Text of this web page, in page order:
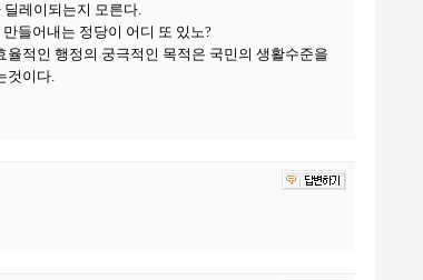
레이되는지 모른다.
들어내는 정당이 어디 또 있노?
적인 행정의 궁극적인 목적은 국민의 생활수준을
것이다.